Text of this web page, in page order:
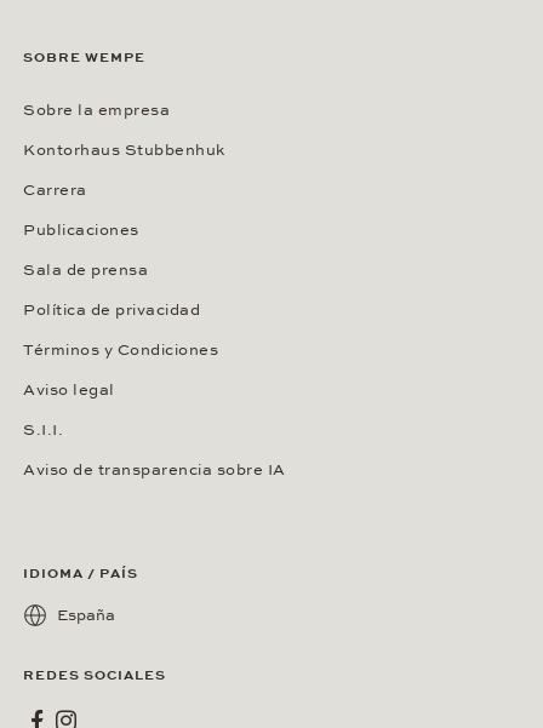
SOBRE WEMPE
Sobre la empresa
Kontorhaus Stubbenhuk
Carrera
Publicaciones
Sala de prensa
Política de privacidad
Términos y Condiciones
Aviso legal
S.I.I.
Aviso de transparencia sobre IA
IDIOMA / PAÍS
España
REDES SOCIALES
Wempe en Facebook
Wempe en Instagram